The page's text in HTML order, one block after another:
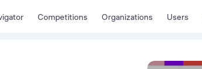
Competitions Organizations Users